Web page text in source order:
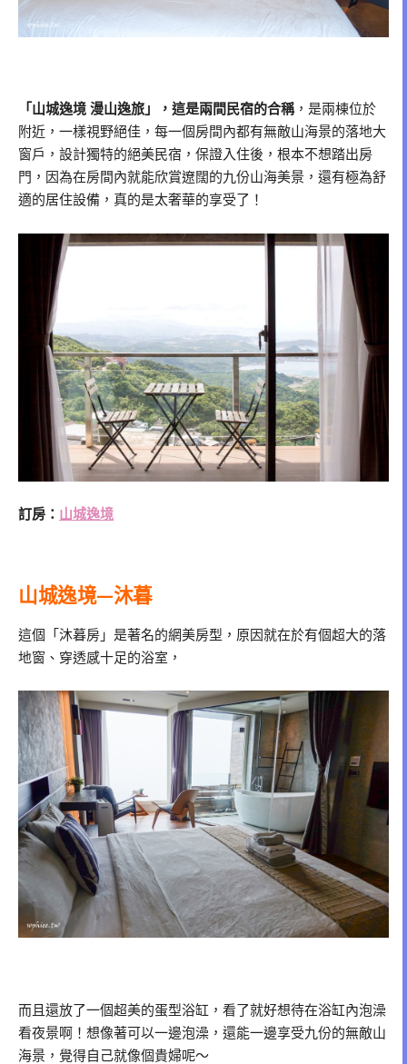
「山城逸境 漫山逸旅」，這是兩間民宿的合稱，是兩棟位於
附近，一樣視野絕佳，每一個房間內都有無敵山海景的落地大
窗戶，設計獨特的絕美民宿，保證入住後，根本不想踏出房
門，因為在房間內就能欣賞遼闊的九份山海美景，還有極為舒
適的居住設備，真的是太奢華的享受了！
訂房： 山城逸境
山城逸境—沐暮
這個「沐暮房」是著名的網美房型，原因就在於有個超大的落
地窗、穿透感十足的浴室，
而且還放了一個超美的蛋型浴缸，看了就好想待在浴缸內泡澡
看夜景啊！想像著可以一邊泡澡，還能一邊享受九份的無敵山
海景，覺得自己就像個貴婦呢～